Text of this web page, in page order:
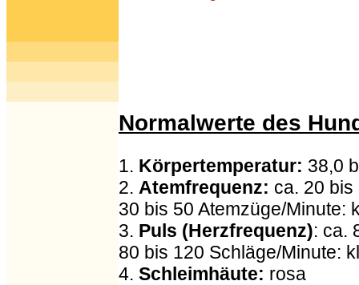
Normalwerte des
1. Körpertemperatur: 38,0
2. Atemfrequenz: ca. 20
30 bis 50 Atemzüge/Minute:
3. Puls (Herzfrequenz): ca.
80 bis 120 Schläge/Minute:
4. Schleimhäute: rosa